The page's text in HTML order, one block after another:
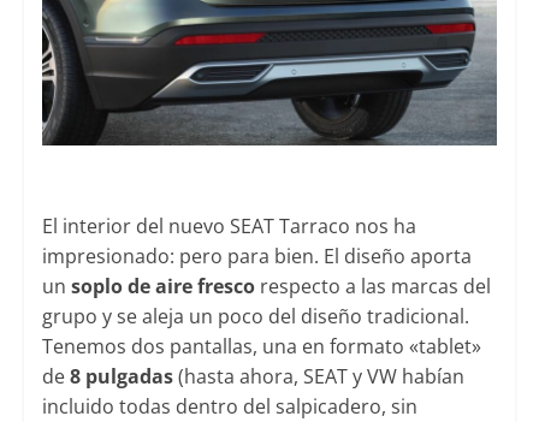
El interior del nuevo SEAT Tarraco nos ha
impresionado: pero para bien. El diseño aporta
un soplo de aire frescorespecto a las marcas del
grupo y se aleja un poco del diseño tradicional.
Tenemos dos pantallas, una en formato «tablet»
de8 pulgadas(hasta ahora, SEAT y VW habían
incluido todas dentro del salpicadero, sin